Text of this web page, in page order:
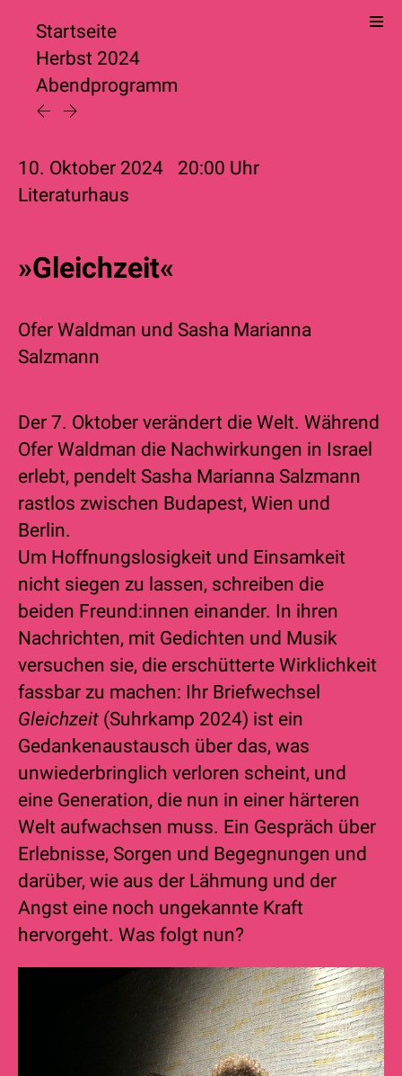
Startseite
Herbst 2024
Abendprogramm
10. Oktober 2024 20:00 Uhr
Literaturhaus
»Gleichzeit«
Ofer Waldman und Sasha Marianna
Salzmann
Der 7. Oktober verändert die Welt. Während
Ofer Waldman die Nachwirkungen in Israel
erlebt, pendelt Sasha Marianna Salzmann
rastlos zwischen Budapest, Wien und
Berlin.
Um Hoffnungslosigkeit und Einsamkeit
nicht siegen zu lassen, schreiben die
beiden Freund:innen einander. In ihren
Nachrichten, mit Gedichten und Musik
versuchen sie, die erschütterte Wirklichkeit
fassbar zu machen: Ihr Briefwechsel
Gleichzeit (Suhrkamp 2024) ist ein
Gedankenaustausch über das, was
unwiederbringlich verloren scheint, und
eine Generation, die nun in einer härteren
Welt aufwachsen muss. Ein Gespräch über
Erlebnisse, Sorgen und Begegnungen und
darüber, wie aus der Lähmung und der
Angst eine noch ungekannte Kraft
hervorgeht. Was folgt nun?